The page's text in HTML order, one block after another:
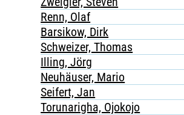
Renn, Olaf
Barsikow, Dirk
Schweizer, Thomas
Illing, Jörg
Neuhäuser, Mario
Seifert, Jan
Torunarigha, Ojokojo